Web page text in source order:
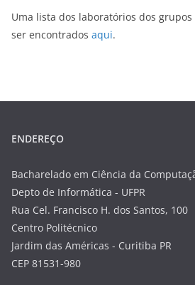
Uma lista dos laboratórios dos
ser encontrados aqui.
ENDEREÇO
Bacharelado em Ciência da
Depto de Informática - UFPR
Rua Cel. Francisco H. dos Santos, 100
Centro Politécnico
Jardim das Américas - Curitiba PR
CEP 81531-980